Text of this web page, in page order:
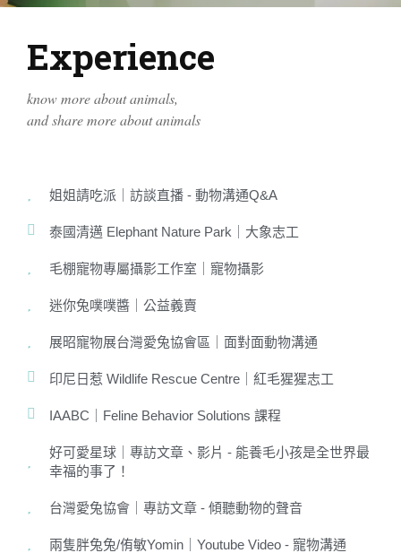
Experience
know more about animals,
and share more about animals
姐姐請吃派｜訪談直播 - 動物溝通Q&A
泰國清邁 Elephant Nature Park｜大象志工
毛棚寵物專屬攝影工作室｜寵物攝影
迷你兔噗噗醬｜公益義賣
展昭寵物展台灣愛兔協會區｜面對面動物溝通
印尼日惹 Wildlife Rescue Centre｜紅毛猩猩志工
IAABC｜Feline Behavior Solutions 課程
好可愛星球｜專訪文章、影片 - 能養毛小孩是全世界最
幸福的事了！
台灣愛兔協會｜專訪文章 - 傾聽動物的聲音
兩隻胖兔兔/侑敏Yomin｜Youtube Video - 寵物溝通